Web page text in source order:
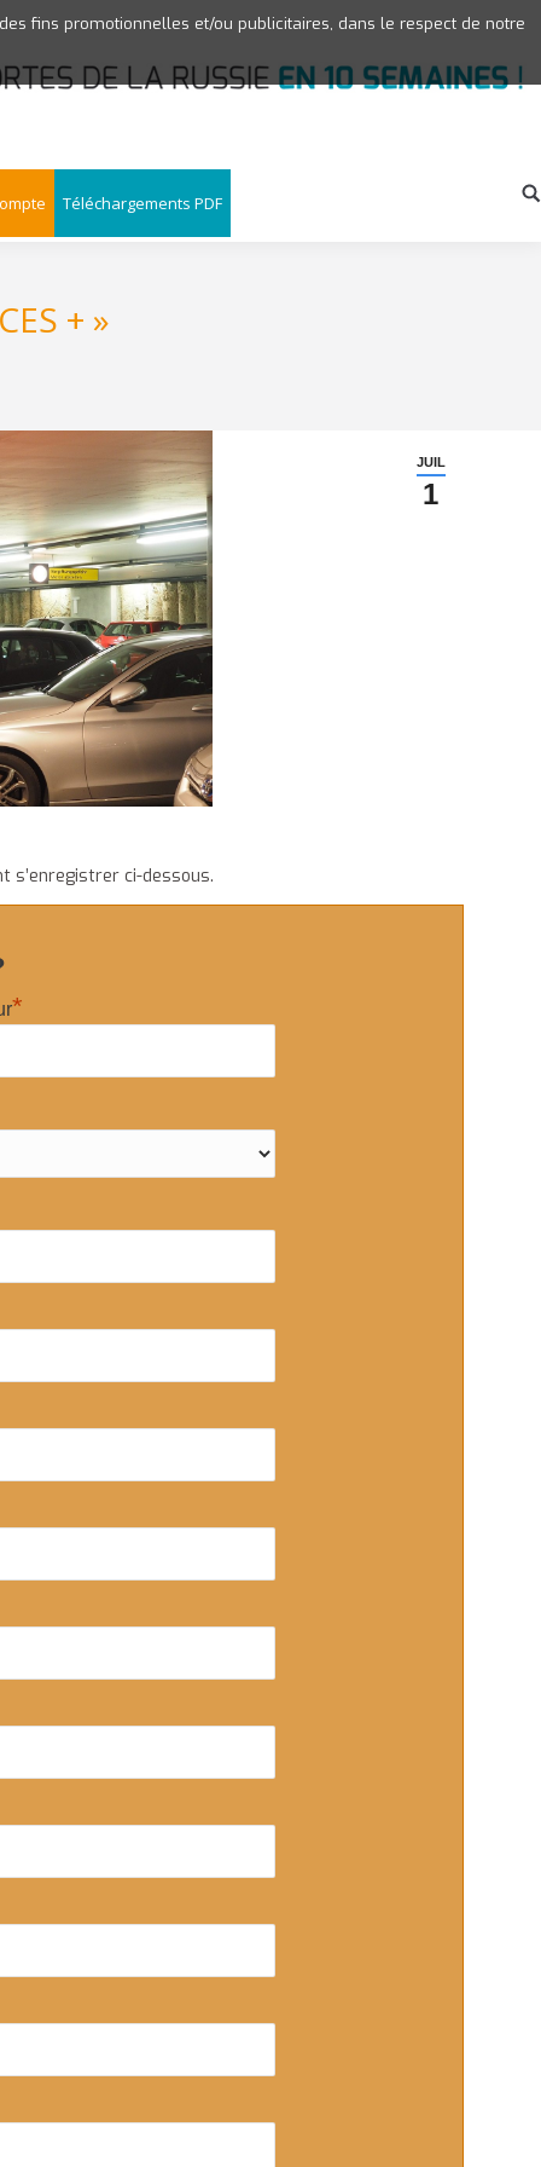
Téléchargements PDF
+ »
JUIL
1
s’enregistrer ci-dessous.
*
fins promotionnelles et/ou publicitaires, dans le respect de notre